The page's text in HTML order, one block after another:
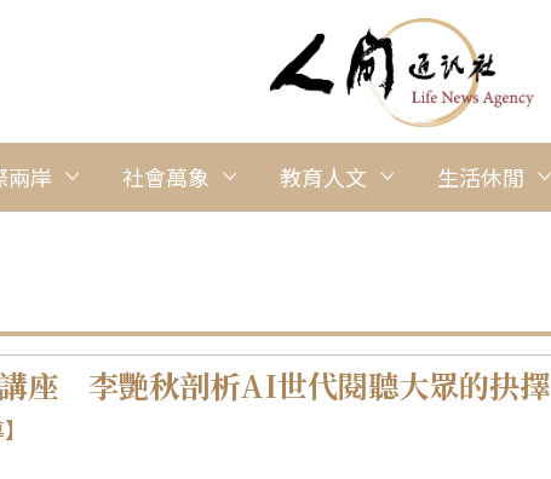
兩岸 社會萬象 教育人文 生活休閒
座 李艷秋剖析AI世代閱聽大眾的抉擇